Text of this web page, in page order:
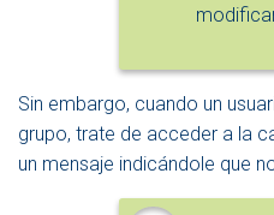
Sin embargo, cuando un
grupo, trate de acceder a la
un mensaje indicándole que